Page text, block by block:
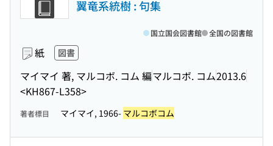
翼竜系統樹 : 句集
紙 図書
マイマイ 著, マルコボ. コム 編マルコボ. コム2013.6
<KH867-L358>
国立国会図書館 全国の図書館
著者標目 マイマイ, 1966- マルコボコム